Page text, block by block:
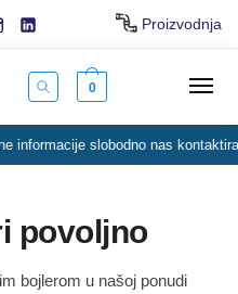
Proizvodnja
0
informacije slobodno nas
povoljno
bojlerom u našoj ponudi